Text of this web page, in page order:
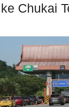
Chukai